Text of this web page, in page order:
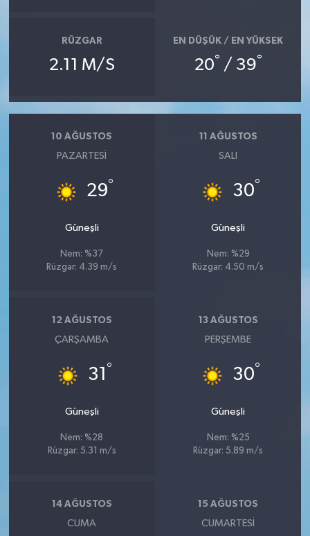
RÜZGAR
2.11 M/S
EN DÜŞÜK / EN YÜKSEK
20° / 39°
10 AĞUSTOS
PAZARTESI
29°
Güneşli
Nem: %37
Rüzgar: 4.39 m/s
11 AĞUSTOS
SALI
30°
Güneşli
Nem: %29
Rüzgar: 4.50 m/s
12 AĞUSTOS
ÇARŞAMBA
31 °
Güneşli
Nem: %28
Rüzgar: 5.31 m/s
13 AĞUSTOS
PERŞEMBE
30°
Güneşli
Nem: %25
Rüzgar: 5.89 m/s
14 AĞUSTOS
CUMA
15 AĞUSTOS
CUMARTESI